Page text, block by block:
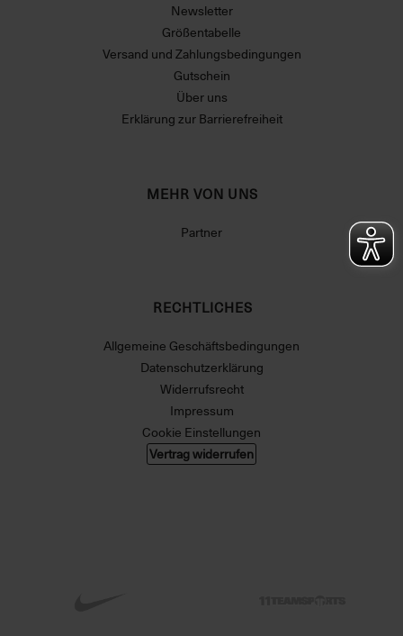
Newsletter
Größentabelle
Versand und Zahlungsbedingungen
Gutschein
Über uns
Erklärung zur Barrierefreiheit
MEHR VON UNS
Partner
RECHTLICHES
Allgemeine Geschäftsbedingungen
Datenschutzerklärung
Widerrufsrecht
Impressum
Cookie Einstellungen
Vertrag widerrufen